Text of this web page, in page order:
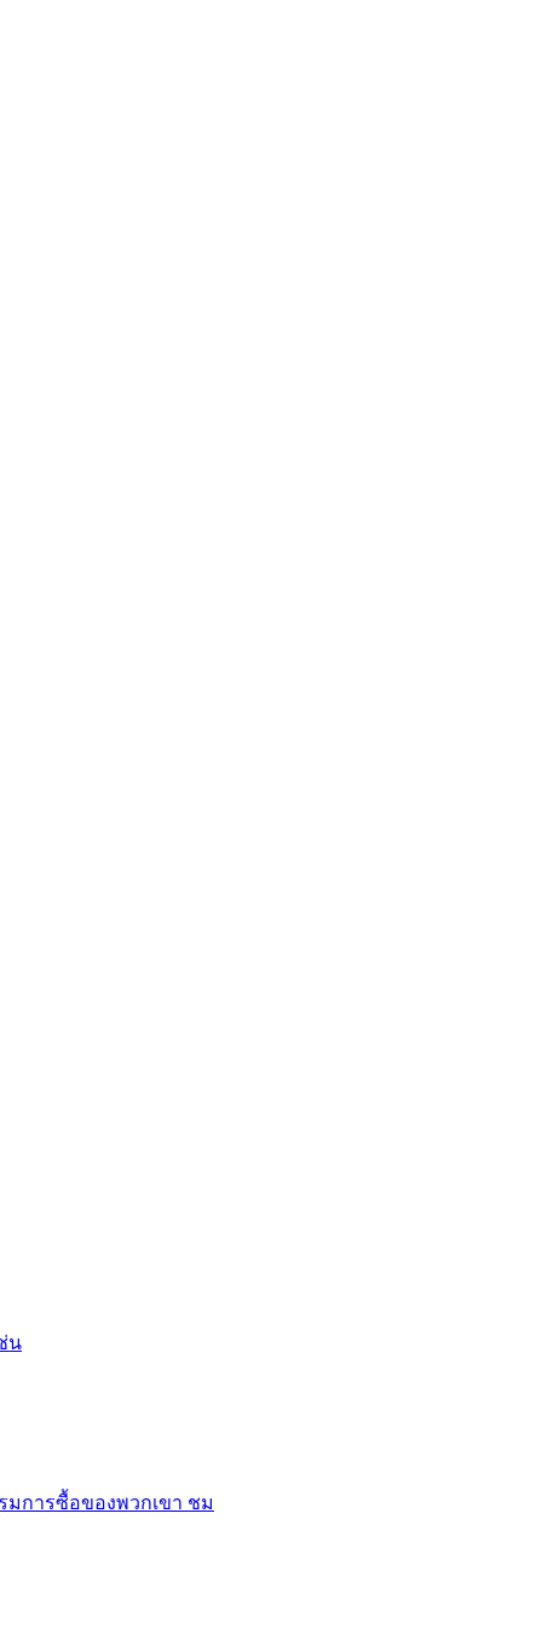
น
มการซื้อของพวกเขา ชม